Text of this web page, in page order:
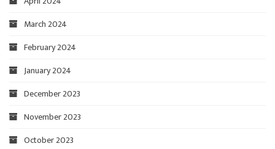
March 2024
February 2024
January 2024
December 2023
November 2023
October 2023